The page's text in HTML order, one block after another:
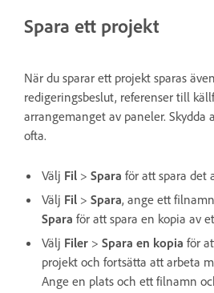
Spara ett projekt
När du sparar ett projekt sparas
redigeringsbeslut, referenser till
arrangemanget av paneler. Skydda
ofta.
Välj Fil > Spara för att spara det
Välj Fil > Spara, ange ett
Spara för att spara en kopia av
Välj Filer > Spara en kopia för
projekt och fortsätta att arbeta
Ange en plats och ett filnamn